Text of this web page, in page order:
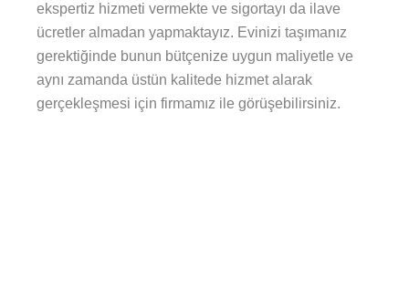
ekspertiz hizmeti vermekte ve sigortayı da ilave
ücretler almadan yapmaktayız. Evinizi taşımanız
gerektiğinde bunun bütçenize uygun maliyetle ve
aynı zamanda üstün kalitede hizmet alarak
gerçekleşmesi için firmamız ile görüşebilirsiniz.